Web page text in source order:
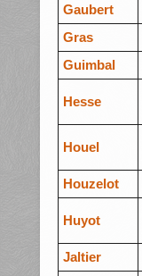
Gaubert
Gras
Guimbal
Hesse
Houel
Houzelot
Huyot
Jaltier